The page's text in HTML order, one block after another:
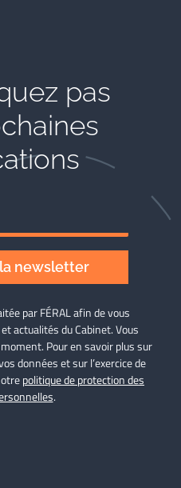
pas
newsletter
par FÉRAL afin de vous
actualités du Cabinet. Vous
Pour en savoir plus sur
données et sur l’exercice de
politique de protection des
.